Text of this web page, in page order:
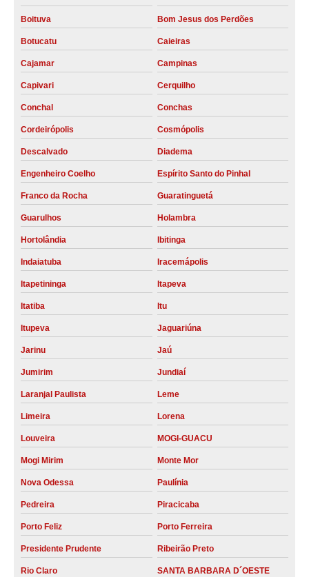
compressores parafuso schulz Cordeirópolis
compressores de parafuso duplo Valinhos
locação compressor parafuso Lorena
alugar compressor a parafuso São Carlos
compressor a parafuso preço Santa Gertrudes
compressor de parafuso duplo Limeira
alugar compressor de parafuso duplo Rio de Janeiro
compressor de parafuso atlas copco preço Votorantim
locação compressor parafuso 15hp Artur Nogueira
compressor tipo parafuso preço Guaratinguetá
compressor parafuso schulz Descalvado
compressores parafuso Campo Grande
compressor rotativo de parafuso preço Cerquilho
locação compressor de parafuso Capivari
locação compressor de parafuso Extrema
compressores de parafuso atlas copco Boituva
locação compressor tipo parafuso Franco da Rocha
locação compressor de ar parafuso schulz Sumaré
compressor de parafuso duplo Mogi Mirim
compressores tipo parafuso Santana de Parnaíba
compressor parafuso preço MOGI-GUACU
Boituva Bom Jesus dos Perdões
Botucatu Caieiras
Cajamar Campinas
Capivari Cerquilho
Conchal Conchas
Cordeirópolis Cosmópolis
Descalvado Diadema
Engenheiro Coelho Espírito Santo do Pinhal
Franco da Rocha Guaratinguetá
Guarulhos Holambra
Hortolândia Ibitinga
Indaiatuba Iracemápolis
Itapetininga Itapeva
Itatiba Itu
Itupeva Jaguariúna
Jarinu Jaú
Jumirim Jundiaí
Laranjal Paulista Leme
Limeira Lorena
Louveira MOGI-GUACU
Mogi Mirim Monte Mor
Nova Odessa Paulínia
Pedreira Piracicaba
Porto Feliz Porto Ferreira
Presidente Prudente Ribeirão Preto
Rio Claro SANTA BARBARA D´OESTE